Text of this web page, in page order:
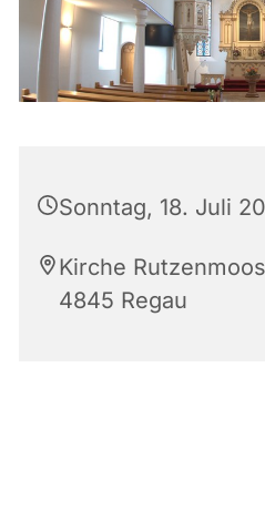
Sonntag, 18. Juli
Kirche
4845 Regau